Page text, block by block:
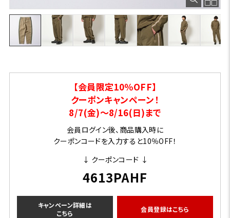
【会員限定10％OFF】
クーポンキャンペーン！
8/7(金)～8/16(日)まで
会員ログイン後、商品購入時に
クーポンコードを入力すると10％OFF！
↓ クーポンコード ↓
4613PAHF
キャンペーン詳細は
こちら
会員登録はこちら